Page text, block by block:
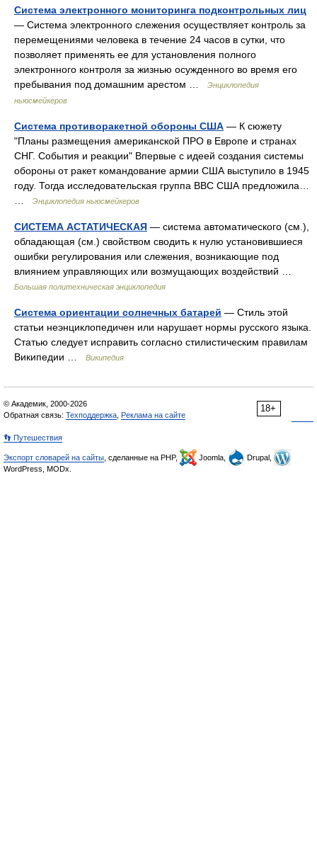
Система электронного мониторинга подконтрольных лиц
— Система электронного слежения осуществляет контроль за
перемещениями человека в течение 24 часов в сутки, что
позволяет применять ее для установления полного
электронного контроля за жизнью осужденного во время его
пребывания под домашним арестом …
Энциклопедия
ньюсмейкеров
Система противоракетной обороны США — К сюжету
"Планы размещения американской ПРО в Европе и странах
СНГ. События и реакции" Впервые с идеей создания системы
обороны от ракет командование армии США выступило в 1945
году. Тогда исследовательская группа ВВС США предложила…
Энциклопедия ньюсмейкеров
СИСТЕМА АСТАТИЧЕСКАЯ — система автоматического (см.),
обладающая (см.) свойством сводить к нулю установившиеся
ошибки регулирования или слежения, возникающие под
влиянием управляющих или возмущающих воздействий …
Большая политехническая энциклопедия
Система ориентации солнечных батарей — Стиль этой
статьи неэнциклопедичен или нарушает нормы русского языка.
Статью следует исправить согласно стилистическим правилам
Википедии …
Википедия
18+
© Академик, 2000-2026
Обратная связь: Техподдержка Реклама на сайте
👣 Путешествия
Экспорт словарей на сайты , сделанные на PHP, Joomla,
Drupal,
WordPress, MODx.